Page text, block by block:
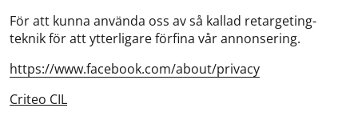
För att kunna använda oss av så kallad retargeting-
teknik för att ytterligare förfina vår annonsering.
https://www.facebook.com/about/privacy
Criteo CIL